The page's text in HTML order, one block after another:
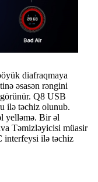
diafraqmaya
əsasən rəngini
Q8 USB
ilə təchiz olunub.
yelləmə. Bir əl
Təmizləyicisi müasir
interfeysi ilə təchiz